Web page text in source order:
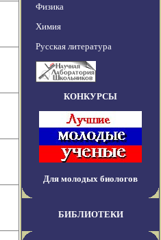
Физика
Химия
Русская литература
КОНКУРСЫ
Для молодых биологов
БИБЛИОТЕКИ